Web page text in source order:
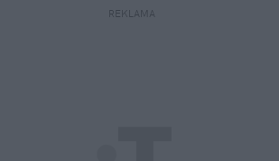
REKLAMA